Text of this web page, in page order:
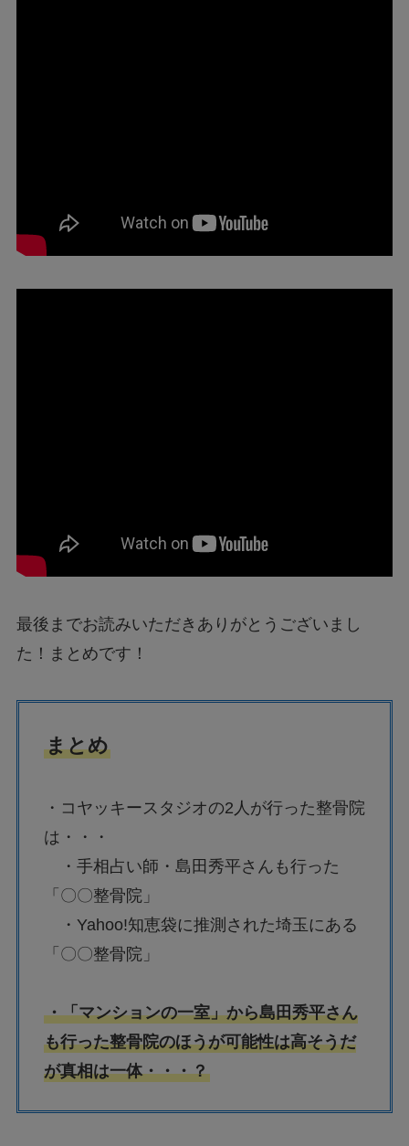
最後までお読みいただきありがとうございまし
た！まとめです！
まとめ
・コヤッキースタジオの2人が行った整骨院
は・・・
・手相占い師・島田秀平さんも行った
「〇〇整骨院」
・Yahoo!知恵袋に推測された埼玉にある
「〇〇整骨院」
・「マンションの一室」から島田秀平さん
も行った整骨院のほうが可能性は高そうだ
が真相は一体・・・？